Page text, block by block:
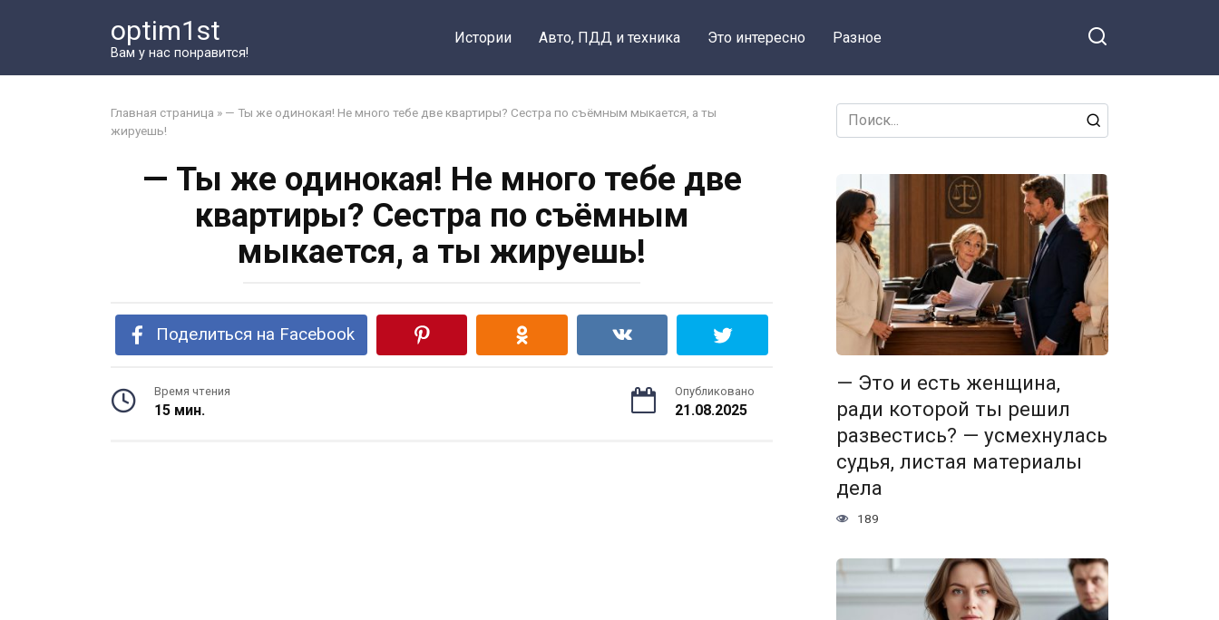
optim1st
Вам у нас понравится!
Истории Авто, ПДД и техника Это интересно Разное
Главная страница » — Ты же одинокая! Не много тебе две квартиры? Сестра по съёмным мыкается, а ты
жируешь!
— Ты же одинокая! Не много тебе две
квартиры? Сестра по съёмным
мыкается, а ты жируешь!
Поделиться на Facebook
Время чтения
15 мин.
Опубликовано
21.08.2025
Search
for:
— Это и есть женщина,
ради которой ты решил
развестись? — усмехнулась
судья, листая материалы
дела
189
уже не касается, что ли?!